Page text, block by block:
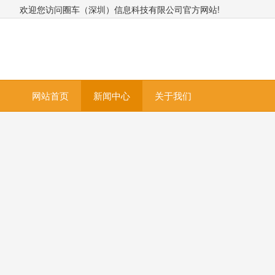
欢迎您访问圈车（深圳）信息科技有限公司官方网站!
网站首页 新闻中心 关于我们